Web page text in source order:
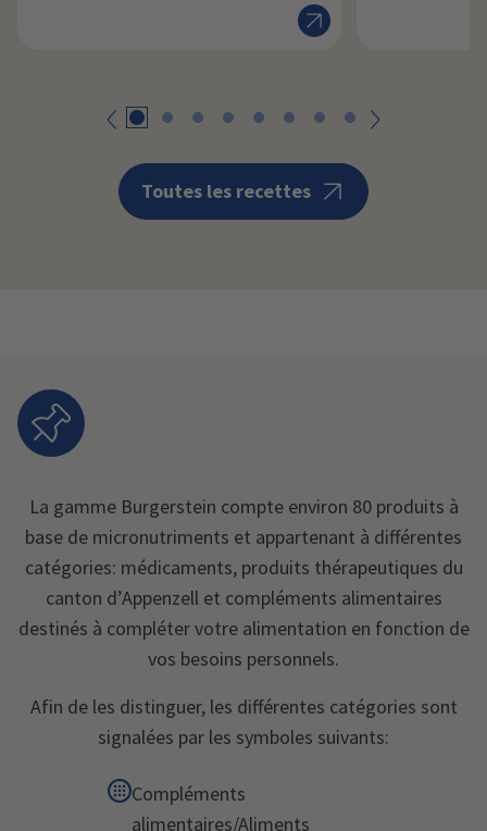
Toutes les recettes
La gamme Burgerstein compte environ 80 produits à
base de micronutriments et appartenant à différentes
catégories: médicaments, produits thérapeutiques du
canton d’Appenzell et compléments alimentaires
destinés à compléter votre alimentation en fonction de
vos besoins personnels.
Afin de les distinguer, les différentes catégories sont
signalées par les symboles suivants:
Compléments
alimentaires/Aliments